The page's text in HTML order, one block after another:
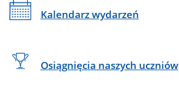
Kalendarz wydarzeń
Osiągnięcia naszych uczniów